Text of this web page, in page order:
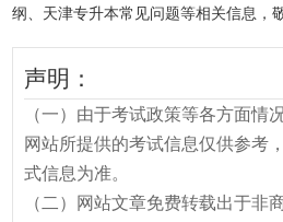
纲、天津专升本常见问题等相关信息，
声明：
（一）由于考试政策等各方面情
网站所提供的考试信息仅供参考
式信息为准。
（二）网站文章免费转载出于非